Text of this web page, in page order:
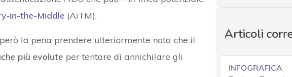
in-the-Middle (AiTM).
la pena prendere ulteriormente nota che il
più evolute per tentare di annichilare gli
Articoli
INFOGRAFICA